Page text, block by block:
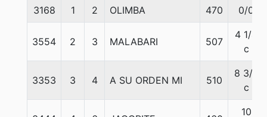
3168 1 2 OLIMBA 470 0/0
3554 2 3 MALABARI 507
4 1/4
c
3353 3 4 A SU ORDEN MI 510
8 3/4
c
10